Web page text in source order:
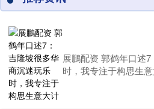
展鵬配资 郭鹤年口述
时，我专注于构思生